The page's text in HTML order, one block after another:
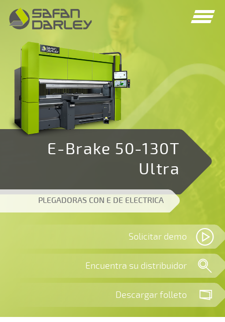
Spring
naar
navigatie
Spring
naar
inhoud
E-Brake 50-130T
Ultra
PLEGADORAS CON E DE ELECTRICA
Solicitar demo
Encuentra su distribuidor
Descargar folleto